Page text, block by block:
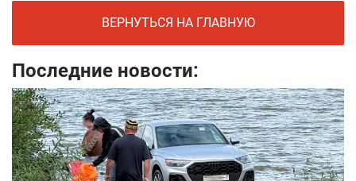
ВЕРНУТЬСЯ НА ГЛАВНУЮ
Последние новости: